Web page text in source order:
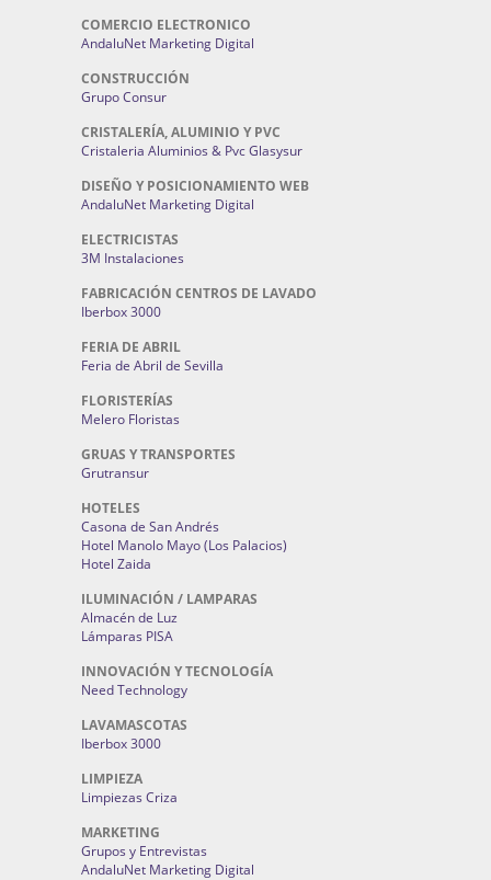
COMERCIO ELECTRONICO
AndaluNet Marketing Digital
CONSTRUCCIÓN
Grupo Consur
CRISTALERÍA, ALUMINIO Y PVC
Cristaleria Aluminios & Pvc Glasysur
DISEÑO Y POSICIONAMIENTO WEB
AndaluNet Marketing Digital
ELECTRICISTAS
3M Instalaciones
FABRICACIÓN CENTROS DE LAVADO
Iberbox 3000
FERIA DE ABRIL
Feria de Abril de Sevilla
FLORISTERÍAS
Melero Floristas
GRUAS Y TRANSPORTES
Grutransur
HOTELES
Casona de San Andrés
Hotel Manolo Mayo (Los Palacios)
Hotel Zaida
ILUMINACIÓN / LAMPARAS
Almacén de Luz
Lámparas PISA
INNOVACIÓN Y TECNOLOGÍA
Need Technology
LAVAMASCOTAS
Iberbox 3000
LIMPIEZA
Limpiezas Criza
MARKETING
Grupos y Entrevistas
AndaluNet Marketing Digital